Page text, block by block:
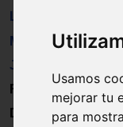
Usamos
mejorar tu
para
Libros
Material
Juguetes
Formación
Directorio